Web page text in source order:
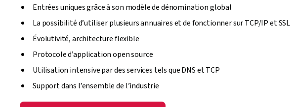
Entrées uniques grâce à son modèle de dénomination global
La possibilité d’utiliser plusieurs annuaires et de fonctionner sur TCP/IP et SSL
Évolutivité, architecture flexible
Protocole d’application open source
Utilisation intensive par des services tels que DNS et TCP
Support dans l’ensemble de l’industrie